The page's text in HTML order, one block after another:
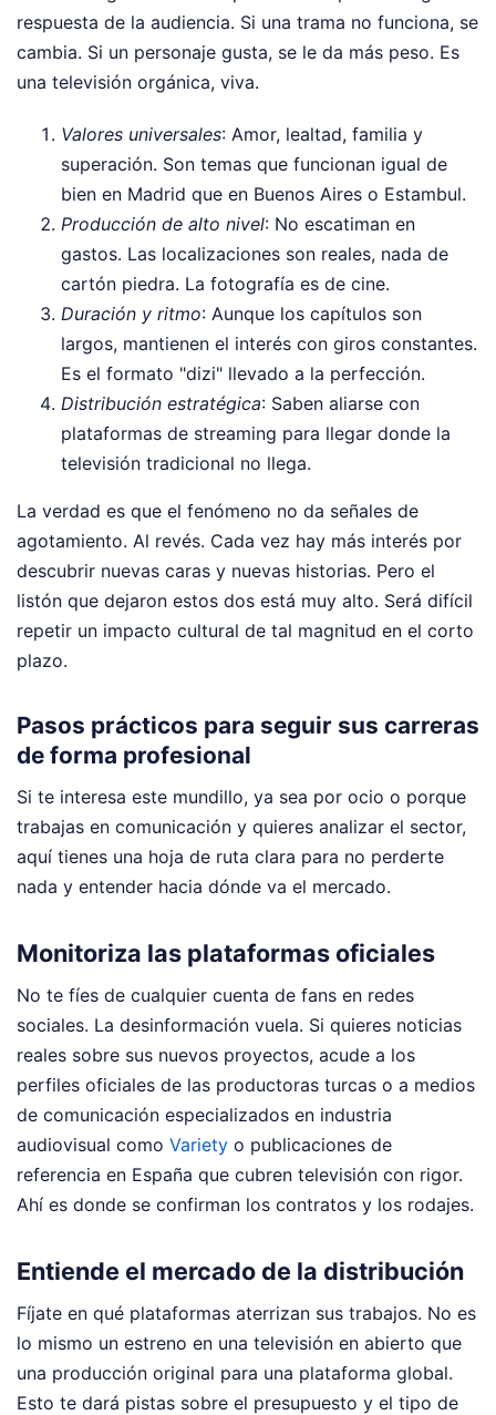
respuesta de la audiencia. Si una trama no funciona, se
cambia. Si un personaje gusta, se le da más peso. Es
una televisión orgánica, viva.
Valores universales: Amor, lealtad, familia y
superación. Son temas que funcionan igual de
bien en Madrid que en Buenos Aires o Estambul.
Producción de alto nivel: No escatiman en
gastos. Las localizaciones son reales, nada de
cartón piedra. La fotografía es de cine.
Duración y ritmo: Aunque los capítulos son
largos, mantienen el interés con giros constantes.
Es el formato "dizi" llevado a la perfección.
Distribución estratégica: Saben aliarse con
plataformas de streaming para llegar donde la
televisión tradicional no llega.
La verdad es que el fenómeno no da señales de
agotamiento. Al revés. Cada vez hay más interés por
descubrir nuevas caras y nuevas historias. Pero el
listón que dejaron estos dos está muy alto. Será difícil
repetir un impacto cultural de tal magnitud en el corto
plazo.
Pasos prácticos para seguir sus carreras
de forma profesional
Si te interesa este mundillo, ya sea por ocio o porque
trabajas en comunicación y quieres analizar el sector,
aquí tienes una hoja de ruta clara para no perderte
nada y entender hacia dónde va el mercado.
Monitoriza las plataformas oficiales
No te fíes de cualquier cuenta de fans en redes
sociales. La desinformación vuela. Si quieres noticias
reales sobre sus nuevos proyectos, acude a los
perfiles oficiales de las productoras turcas o a medios
de comunicación especializados en industria
audiovisual como Variety o publicaciones de
referencia en España que cubren televisión con rigor.
Ahí es donde se confirman los contratos y los rodajes.
Entiende el mercado de la distribución
Fíjate en qué plataformas aterrizan sus trabajos. No es
lo mismo un estreno en una televisión en abierto que
una producción original para una plataforma global.
Esto te dará pistas sobre el presupuesto y el tipo de